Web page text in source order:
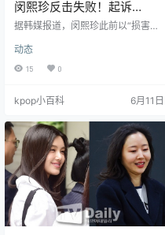
闵熙珍反击失败！起诉
HYBE 高层被检方全面驳回
据韩媒报道，闵熙珍此前以“损害名
件，近日被首尔西部地检以“无嫌疑”
全部驳回。 最受关注的是，HYBE
其造谣，但检方调查后认为，闵熙
因此 HYBE 的通稿不算捏造虚假事
实。 此外，检方也认定 BELIFT LA
B 发布视频否认“ILLIT 抄袭”不构成
诽谤；并判定 H…
动态
15 0
kpop小百科 6月11日